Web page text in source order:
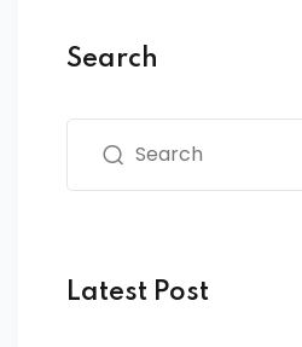
Search
Latest Post